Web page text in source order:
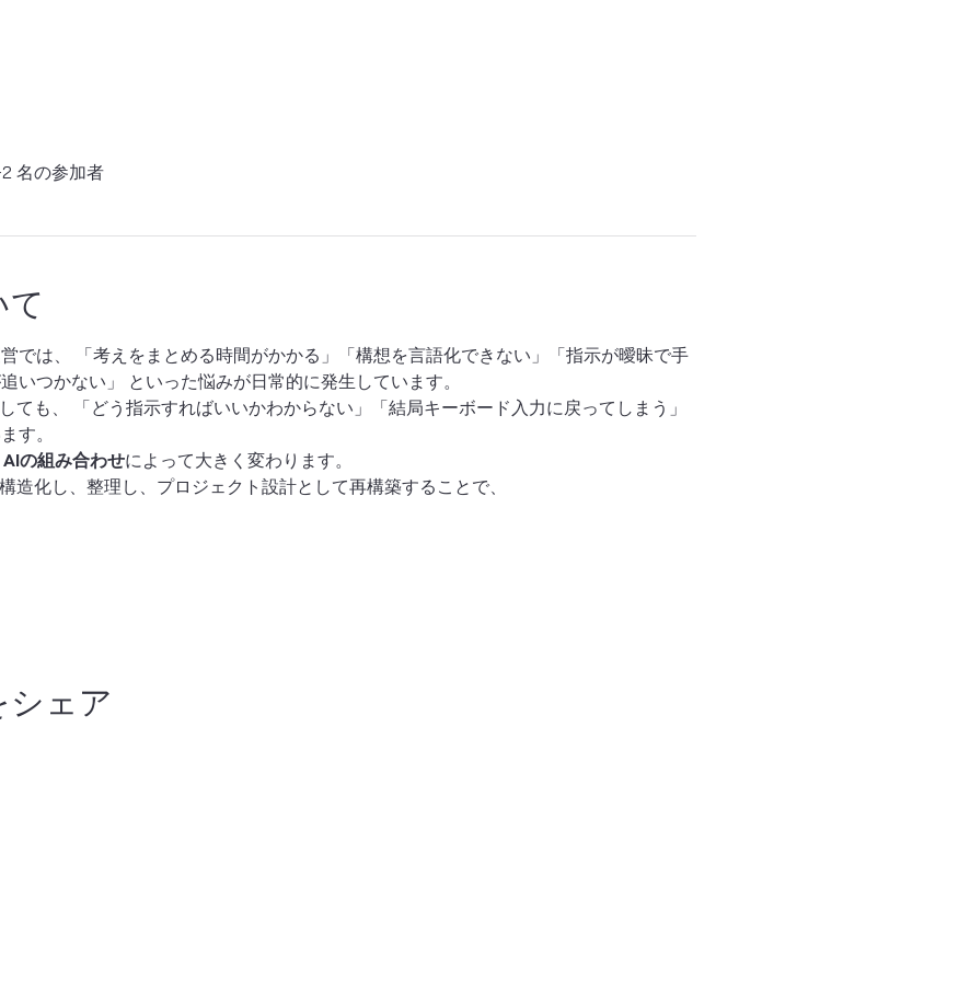
名の参加者
では、 「考えをまとめる時間がかかる」「構想を言語化できない」「指示が曖昧で手
いつかない」 といった悩みが日常的に発生しています。
ても、 「どう指示すればいいかわからない」「結局キーボード入力に戻ってしまう」
す。
の組み合わせによって大きく変わります。
造化し、整理し、プロジェクト設計として再構築することで、
シェア